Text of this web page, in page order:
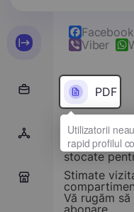
0
Facebook
Viber
PDF
Rapoarte
stocate
Stimate
Vă rugăm
abonare.